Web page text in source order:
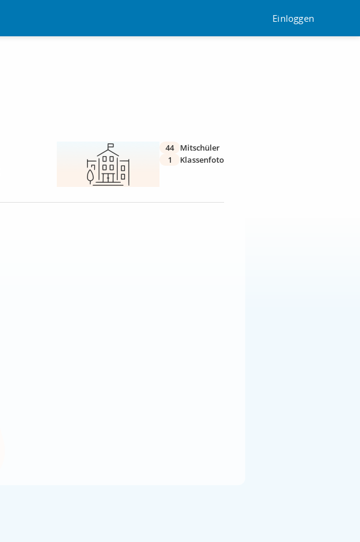
Einloggen
44
Mitschüler
1
Klassenfoto